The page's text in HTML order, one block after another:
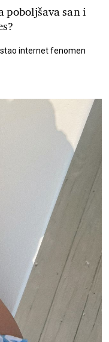
poboljšava san i
internet fenomen